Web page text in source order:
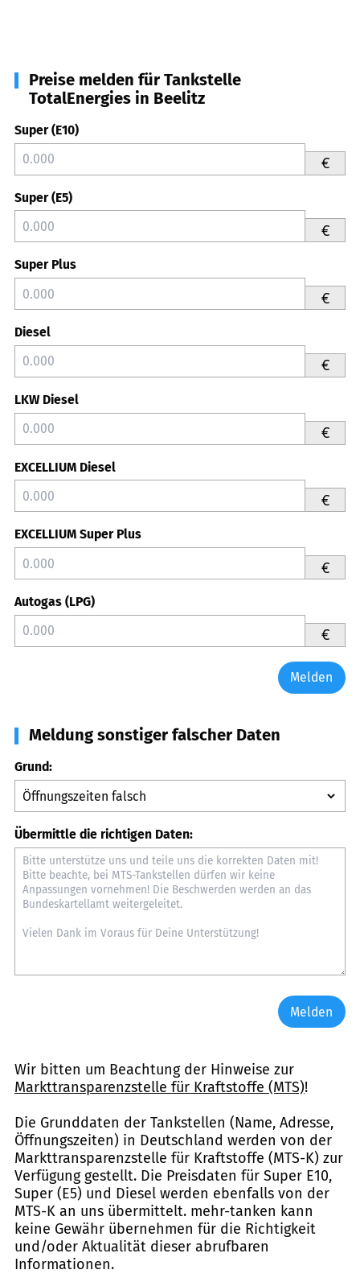
Preise melden für Tankstelle
TotalEnergies in Beelitz
Super (E10)
€
Super (E5)
€
Super Plus
€
Diesel
€
LKW Diesel
€
EXCELLIUM Diesel
€
EXCELLIUM Super Plus
€
Autogas (LPG)
€
Melden
Meldung sonstiger falscher Daten
Grund:
Übermittle die richtigen Daten:
Melden
Wir bitten um Beachtung der Hinweise zur
Markttransparenzstelle für Kraftstoffe (MTS)!
Die Grunddaten der Tankstellen (Name, Adresse,
Öffnungszeiten) in Deutschland werden von der
Markttransparenzstelle für Kraftstoffe (MTS-K) zur
Verfügung gestellt. Die Preisdaten für Super E10,
Super (E5) und Diesel werden ebenfalls von der
MTS-K an uns übermittelt. mehr-tanken kann
keine Gewähr übernehmen für die Richtigkeit
und/oder Aktualität dieser abrufbaren
Informationen.